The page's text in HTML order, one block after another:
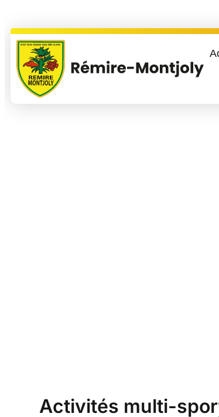
Activités multi-